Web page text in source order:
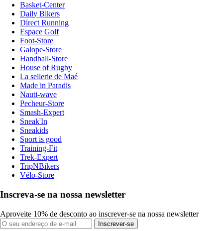
Basket-Center
Daily Bikers
Direct Running
Espace Golf
Foot-Store
Galope-Store
Handball-Store
House of Rugby
La sellerie de Maé
Made in Paradis
Nauti-wave
Pecheur-Store
Smash-Expert
Sneak'In
Sneakids
Sport is good
Training-Fit
Trek-Expert
TripNBikers
Vélo-Store
Inscreva-se na nossa newsletter
Aproveite 10% de desconto ao inscrever-se na nossa newsletter
Inscrever-se